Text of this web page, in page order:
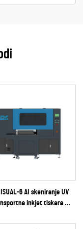
6 AI skeniranje UV
inkjet tiskara